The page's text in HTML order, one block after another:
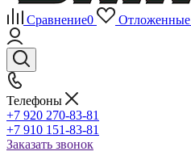
Сравнение0 Отложенные
Телефоны
+7 920 270-83-81
+7 910 151-83-81
Заказать звонок